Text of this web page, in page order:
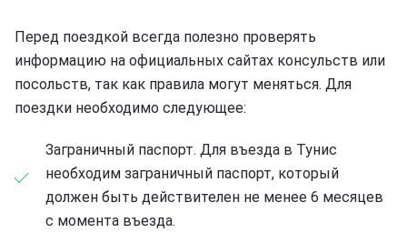
Перед поездкой всегда полезно проверять
информацию на официальных сайтах консульств или
посольств, так как правила могут меняться. Для
поездки необходимо следующее:
Заграничный паспорт. Для въезда в Тунис
необходим заграничный паспорт, который
должен быть действителен не менее 6 месяцев
с момента въезда.